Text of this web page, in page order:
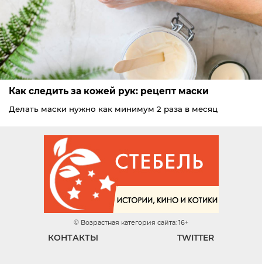
Как следить за кожей рук: рецепт маски
Делать маски нужно как минимум 2 раза в месяц
© Возрастная категория сайта: 16+
КОНТАКТЫ TWITTER